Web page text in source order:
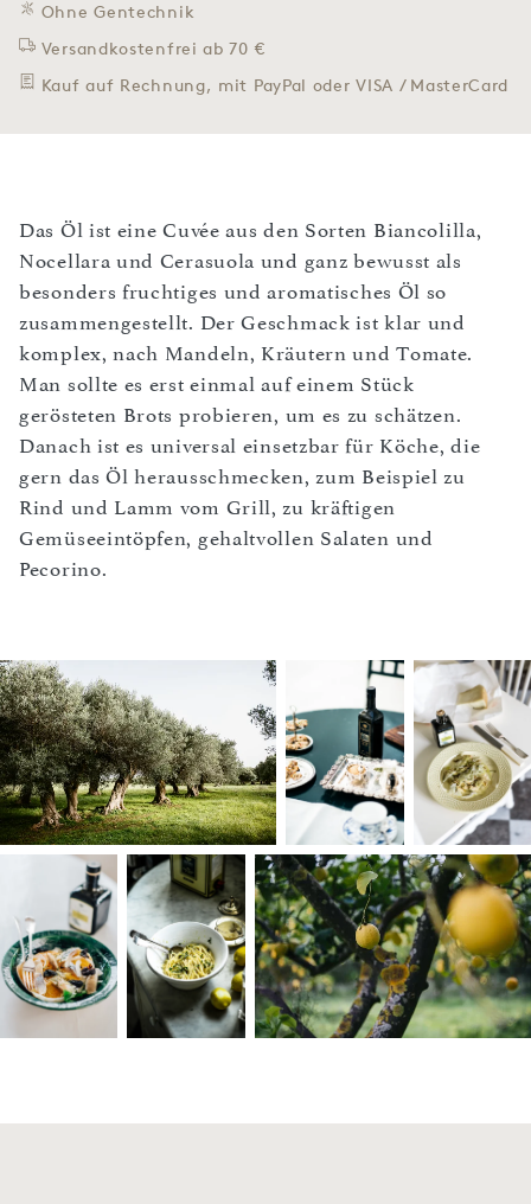
Ohne Gentechnik
Versandkostenfrei ab 70 €
Kauf auf Rechnung, mit PayPal oder VISA / MasterCard
Das Öl ist eine Cuvée aus den Sorten Biancolilla,
Nocellara und Cerasuola und ganz bewusst als
besonders fruchtiges und aromatisches Öl so
zusammengestellt. Der Geschmack ist klar und
komplex, nach Mandeln, Kräutern und Tomate.
Man sollte es erst einmal auf einem Stück
gerösteten Brots probieren, um es zu schätzen.
Danach ist es universal einsetzbar für Köche, die
gern das Öl herausschmecken, zum Beispiel zu
Rind und Lamm vom Grill, zu kräftigen
Gemüseeintöpfen, gehaltvollen Salaten und
Pecorino.